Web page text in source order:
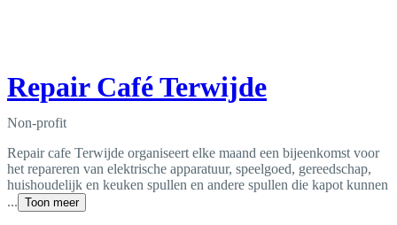
Repair Café Terwijde
Non-profit
Repair cafe Terwijde organiseert elke maand een bijeenkomst voor
het repareren van elektrische apparatuur, speelgoed, gereedschap,
huishoudelijk en keuken spullen en andere spullen die kapot kunnen
... Toon meer